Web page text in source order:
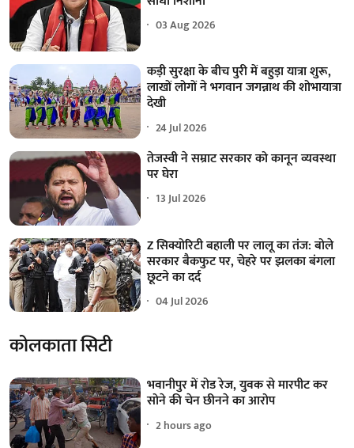
03 Aug 2026
कड़ी सुरक्षा के बीच पुरी में बहुड़ा यात्रा शुरू,
लाखों लोगों ने भगवान जगन्नाथ की शोभायात्रा
देखी
24 Jul 2026
तेजस्वी ने सम्राट सरकार को कानून व्यवस्था
पर घेरा
13 Jul 2026
Z सिक्योरिटी बहाली पर लालू का तंज: बोले
सरकार बैकफुट पर, चेहरे पर झलका बंगला
छूटने का दर्द
04 Jul 2026
कोलकाता सिटी
भवानीपुर में रोड रेज, युवक से मारपीट कर
सोने की चेन छीनने का आरोप
2 hours ago